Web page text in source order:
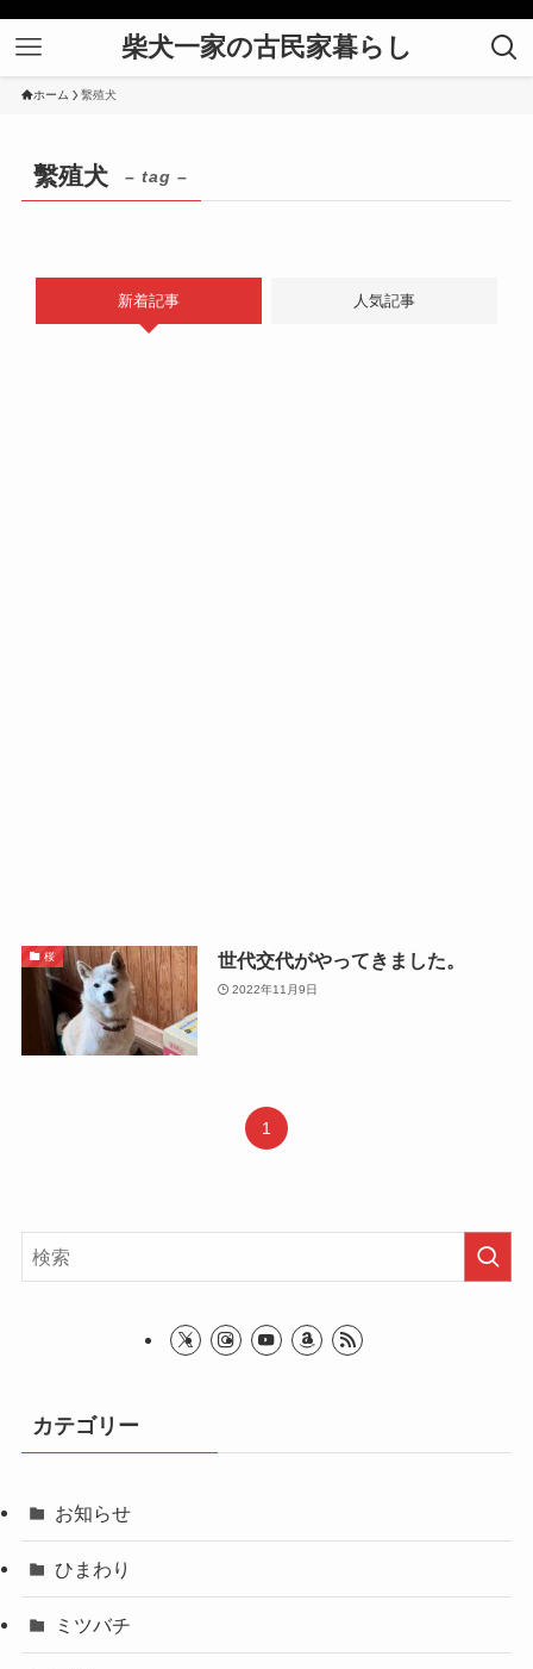
柴犬一家の古民家暮らし
ホーム 繫殖犬
繫殖犬 – tag –
新着記事 人気記事
桜 世代交代がやってきました。
2022年11月9日
1
カテゴリー
お知らせ
ひまわり
ミツバチ